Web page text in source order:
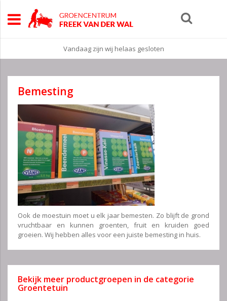
Vandaag zijn wij helaas gesloten
Bemesting
Ook de moestuin moet u elk jaar bemesten. Zo blijft de grond
vruchtbaar en kunnen groenten, fruit en kruiden goed
groeien. Wij hebben alles voor een juiste bemesting in huis.
Bekijk meer productgroepen in de categorie
Groentetuin